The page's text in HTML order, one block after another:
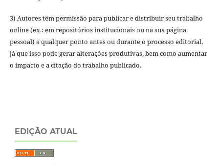
3) Autores têm permissão para publicar e distribuir seu trabalho
online (ex.: em repositórios institucionais ou na sua página
pessoal) a qualquer ponto antes ou durante o processo editorial,
já que isso pode gerar alterações produtivas, bem como aumentar
o impacto e a citação do trabalho publicado.
EDIÇÃO ATUAL